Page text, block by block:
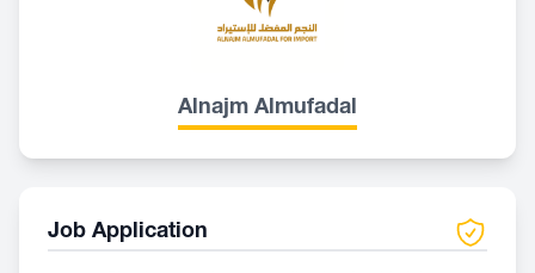
Alnajm Almufadal
Job Application